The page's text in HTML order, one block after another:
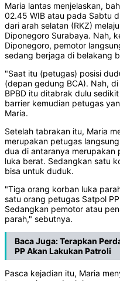
Maria lantas menjelaskan,
02.45 WIB atau pada Sabtu
dari arah selatan (RKZ)
Diponegoro Surabaya. Nah,
Diponegoro, pemotor
sedang berjaga di belakang
"Saat itu (petugas) posisi
(depan gedung BCA). Nah,
BPBD itu ditabrak dulu
barrier kemudian petugas
Maria.
Setelah tabrakan itu, Maria
merupakan petugas
dua di antaranya merupakan
luka berat. Sedangkan satu
bisa untuk duduk.
"Tiga orang korban luka
satu orang petugas Satpol
Sedangkan pemotor atau
parah," sebutnya.
Baca Juga:Terapkan
PP Akan Lakukan Patroli
Pasca kejadian itu, Maria